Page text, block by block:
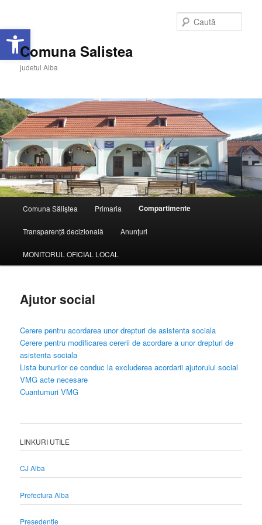
Deschide bara de unelte
Comuna Salistea
judetul Alba
principal
Sari
la
conținutul
Comuna Săliștea Primaria Compartimente
Transparență decizională Anunțuri
MONITORUL OFICIAL LOCAL
Ajutor social
Cerere pentru acordarea unor drepturi de asistenta sociala
Cerere pentru modificarea cererii de acordare a unor drepturi de
asistenta sociala
Lista bunurilor ce conduc la excluderea acordarii ajutorului social
VMG acte necesare
Cuantumuri VMG
LINKURI UTILE
CJ Alba
Prefectura Alba
Presedentie